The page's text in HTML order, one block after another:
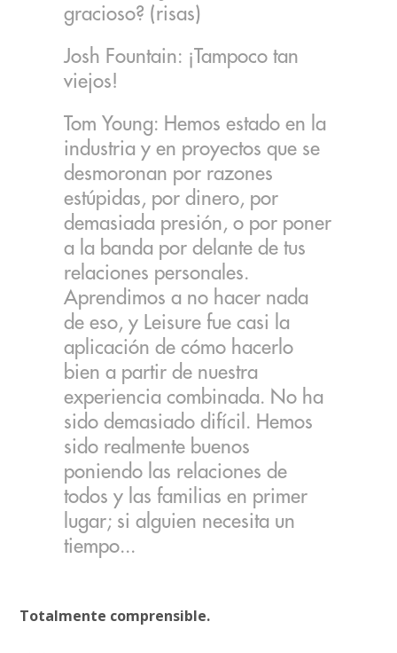
gracioso? (risas)
Josh Fountain: ¡Tampoco tan
viejos!
Tom Young: Hemos estado en la
industria y en proyectos que se
desmoronan por razones
estúpidas, por dinero, por
demasiada presión, o por poner
a la banda por delante de tus
relaciones personales.
Aprendimos a no hacer nada
de eso, y Leisure fue casi la
aplicación de cómo hacerlo
bien a partir de nuestra
experiencia combinada. No ha
sido demasiado difícil. Hemos
sido realmente buenos
poniendo las relaciones de
todos y las familias en primer
lugar; si alguien necesita un
tiempo...
Totalmente comprensible.